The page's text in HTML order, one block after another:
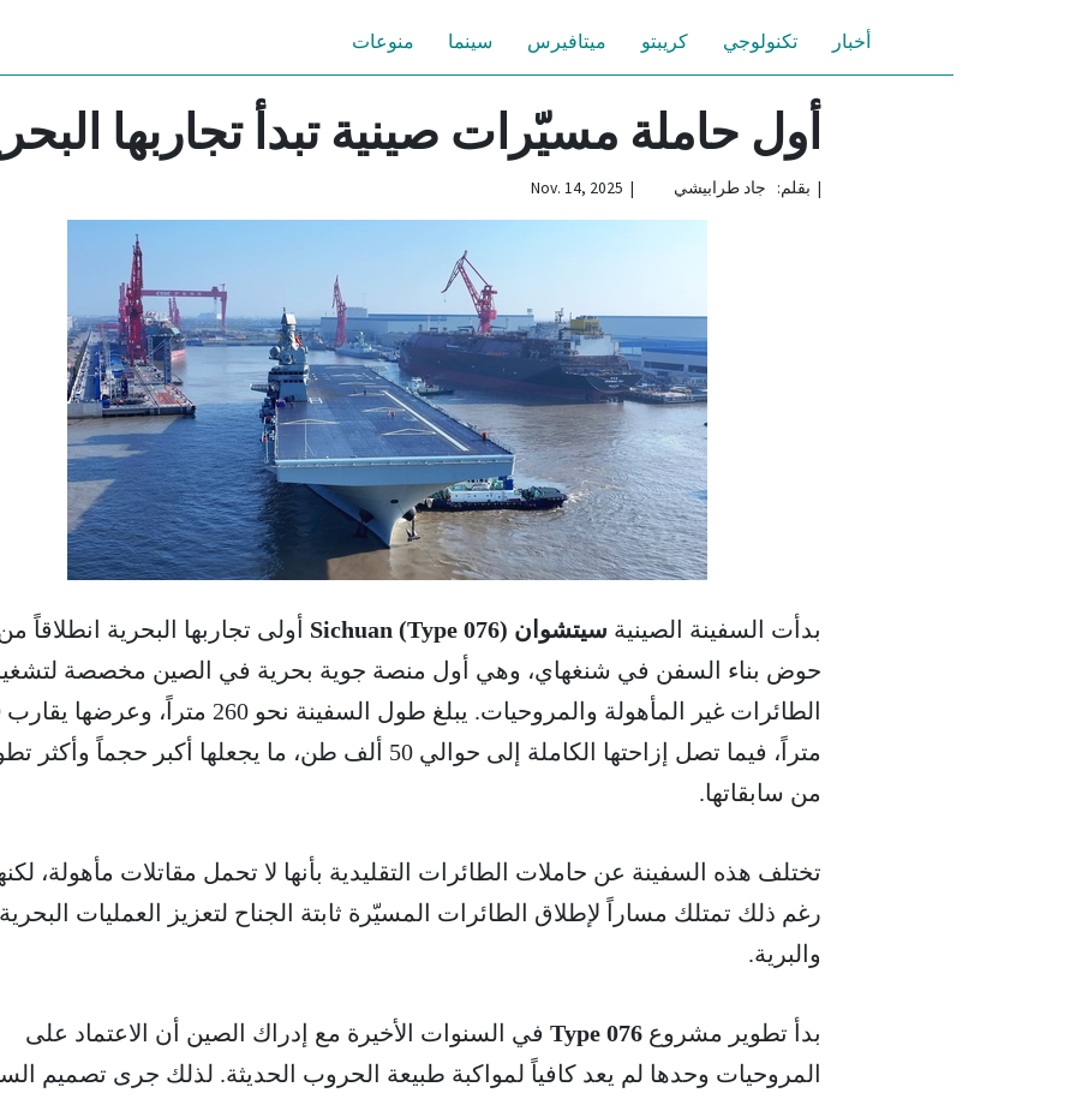
أخبار تكنولوجي كريبتو ميتافيرس سينما منوعات
أول حاملة مسيّرات صينية تبدأ تجاربها
| بقلم: جاد طرابيشي | Nov. 14, 2025
بدأت السفينة الصينية سيتشوان Sichuan (Type 076)
أولى تجاربها البحرية انطلاقاً
حوض بناء السفن في شنغهاي، وهي أول منصة جوية بحرية في الصين مخصصة
متراً، فيما تصل إزاحتها الكاملة إلى حوالي 50 ألف طن، ما يجعلها أكبر حجماً وأكثر
من سابقاتها.
تختلف هذه السفينة عن حاملات الطائرات التقليدية بأنها لا تحمل مقاتلات مأهولة،
رغم ذلك تمتلك مساراً لإطلاق الطائرات المسيّرة ثابتة الجناح لتعزيز العمليات البحرية
والبرية.
بدأ تطوير مشروع Type 076 في السنوات الأخيرة مع إدراك الصين أن الاعتماد على
المروحيات وحدها لم يعد كافياً لمواكبة طبيعة الحروب الحديثة. لذلك جرى تصميم